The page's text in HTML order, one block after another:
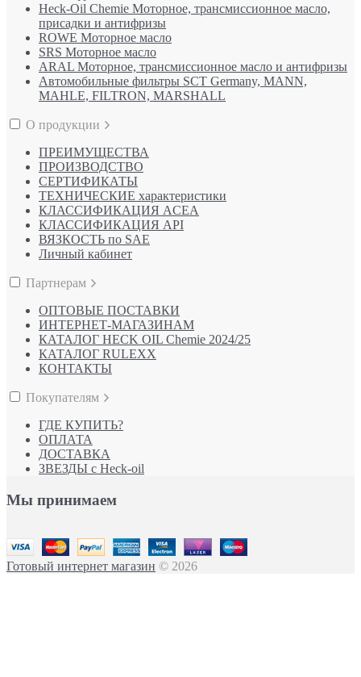
Heck-Oil Chemie Моторное, трансмиссионное масло,
присадки и антифризы
ROWE Моторное масло
SRS Моторное масло
ARAL Моторное, трансмиссионное масло и антифризы
Автомобильные фильтры SCT Germany, MANN,
MAHLE, FILTRON, MARSHALL
О продукции
ПРЕИМУЩЕСТВА
ПРОИЗВОДСТВО
СЕРТИФИКАТЫ
ТЕХНИЧЕСКИЕ характеристики
КЛАССИФИКАЦИЯ ACEA
КЛАССИФИКАЦИЯ API
ВЯЗКОСТЬ по SAE
Личный кабинет
Партнерам
ОПТОВЫЕ ПОСТАВКИ
ИНТЕРНЕТ-МАГАЗИНАМ
КАТАЛОГ HECK OIL Chemie 2024/25
КАТАЛОГ RULEXX
КОНТАКТЫ
Покупателям
ГДЕ КУПИТЬ?
ОПЛАТА
ДОСТАВКА
ЗВЕЗДЫ с Heck-oil
Мы принимаем
Готовый интернет магазин © 2026